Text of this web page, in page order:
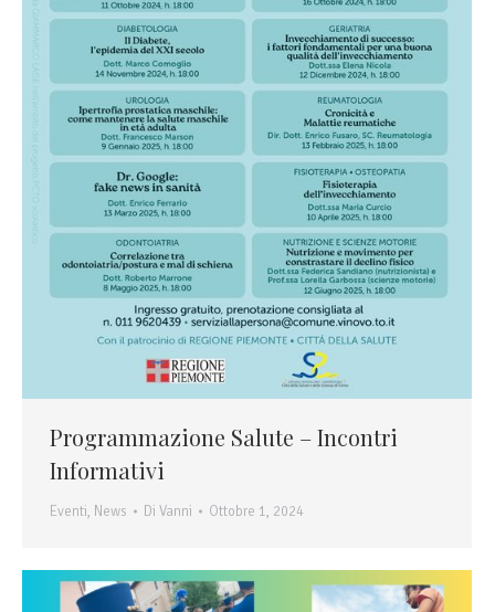
Programmazione Salute – Incontri
Informativi
Eventi, News Di Vanni Ottobre 1, 2024